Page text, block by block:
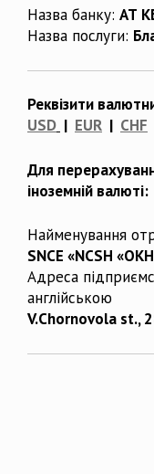
Назва банку: АТ
Назва послуги:
Реквізити
USD | EUR | CHF
Для
іноземній валюті:
Найменування
SNCE «NCSH
Адреса
англійською
V.Chornovola st.,